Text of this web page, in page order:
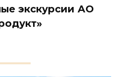
экскурсии АО